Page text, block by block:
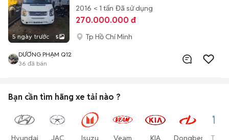
5 ngày trước 5
2016 < 1 tấn Đã sử dụng
270.000.000 đ
Tp Hồ Chí Minh
DƯƠNG PHẠM Q12
36 đã bán
Bạn cần tìm hãng xe tải nào ?
Hyundai JAC Isuzu Veam KIA Dongben